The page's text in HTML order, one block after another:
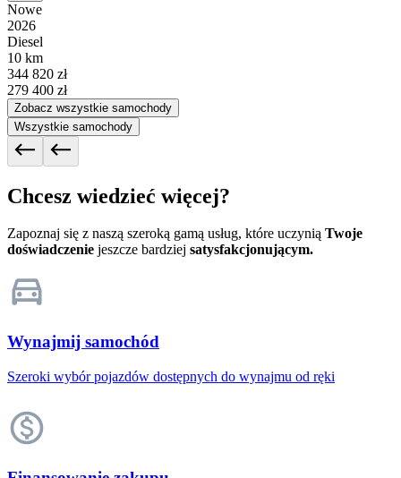
Nowe
2026
Diesel
10 km
344 820 zł
279 400 zł
Zobacz wszystkie samochody
Wszystkie samochody
Chcesz wiedzieć więcej?
Zapoznaj się z naszą szeroką gamą usług, które uczynią Twoje
doświadczenie jeszcze bardziej satysfakcjonującym.
Wynajmij samochód
Szeroki wybór pojazdów dostępnych do wynajmu od ręki